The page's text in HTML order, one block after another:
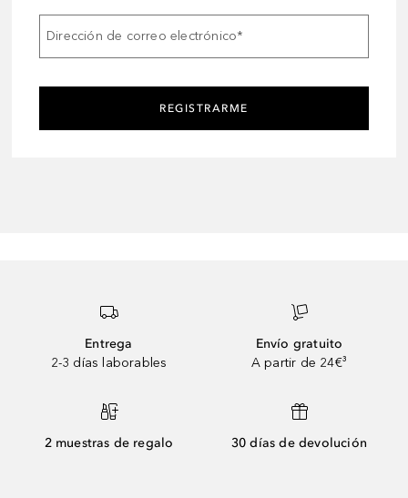
Dirección de correo electrónico*
REGISTRARME
Entrega
2-3 días laborables
Envío gratuito
A partir de 24€³
2 muestras de regalo 30 días de devolución